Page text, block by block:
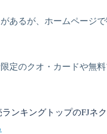
あるが、ホームページ
定のクオ・カードや無
ンキングトップのFJネ